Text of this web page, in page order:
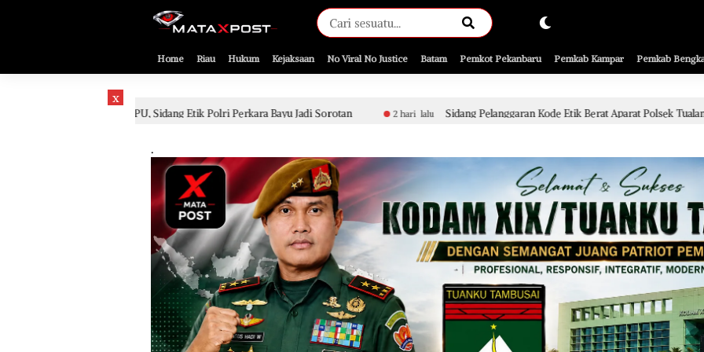
[gnpub_google_news_follow]
Home Riau Hukum Kejaksaan No Viral No Justice Batam Pemkot Pekanbaru Pemkab Kampar Pemkab
x
JPU, Sidang Etik Polri Perkara Bayu Jadi Sorotan 2 hari lalu Sidang Pelanggaran Kode Etik Berat Aparat Polsek Tualang Terkait Penyidikan
.